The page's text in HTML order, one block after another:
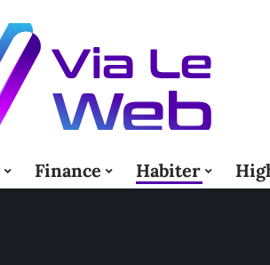
Finance Habiter